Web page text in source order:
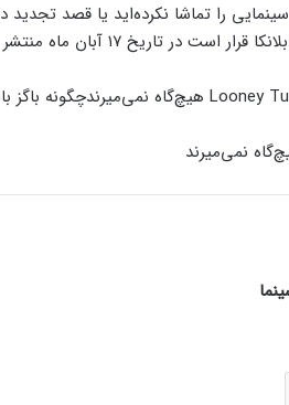
را تماشا نکرده‌اید یا قصد تجدید
چگونه باگز